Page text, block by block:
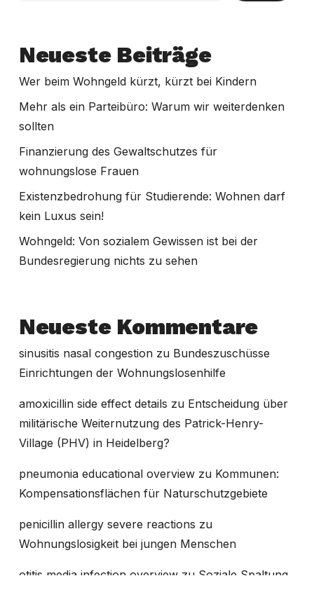
Neueste Beiträge
Wer beim Wohngeld kürzt, kürzt bei Kindern
Mehr als ein Parteibüro: Warum wir weiterdenken
sollten
Finanzierung des Gewaltschutzes für
wohnungslose Frauen
Existenzbedrohung für Studierende: Wohnen darf
kein Luxus sein!
Wohngeld: Von sozialem Gewissen ist bei der
Bundesregierung nichts zu sehen
Neueste Kommentare
sinusitis nasal congestionzu Bundeszuschüsse
Einrichtungen der Wohnungslosenhilfe
amoxicillin side effect details zu Entscheidung über
militärische Weiternutzung des Patrick-Henry-
Village (PHV) in Heidelberg?
pneumonia educational overviewzu Kommunen:
Kompensationsflächen für Naturschutzgebiete
penicillin allergy severe reactions zu
Wohnungslosigkeit bei jungen Menschen
otitis media infection overviewzu Soziale Spaltung